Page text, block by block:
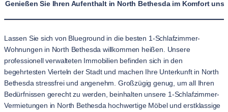
Genießen Sie Ihren Aufenthalt in North Bethesda im Komfort
Lassen Sie sich von Blueground in die besten 1-Schlafzimmer-
Wohnungen in North Bethesda willkommen heißen. Unsere
professionell verwalteten Immobilien befinden sich in den
begehrtesten Vierteln der Stadt und machen Ihre Unterkunft in North
Bethesda stressfrei und angenehm. Großzügig genug, um all Ihren
Bedürfnissen gerecht zu werden, beinhalten unsere 1-Schlafzimmer-
Vermietungen in North Bethesda hochwertige Möbel und erstklassige